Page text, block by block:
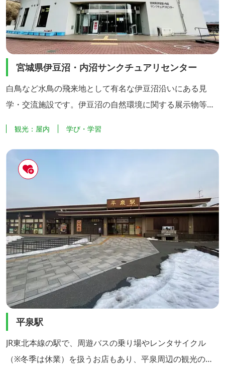
宮城県伊豆沼・内沼サンクチュアリセンター
白鳥など水鳥の飛来地として有名な伊豆沼沿いにある見
学・交流施設です。伊豆沼の自然環境に関する展示物等を
る自然体験講座を月1回程度の頻度で開催しており、冬に
はマガンの飛び立ち観察会が開催されます。
観光：屋内 学び・学習
平泉駅
JR東北本線の駅で、周遊バスの乗り場やレンタサイクル
（※冬季は休業）を扱うお店もあり、平泉周辺の観光の玄